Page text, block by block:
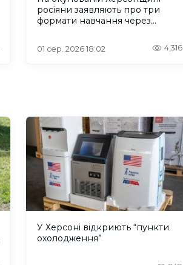
росіяни заявляють про три
формати навчання через
01 сер. 2026 18:02 4,316
У Херсоні відкриють “пункти
охолодження”